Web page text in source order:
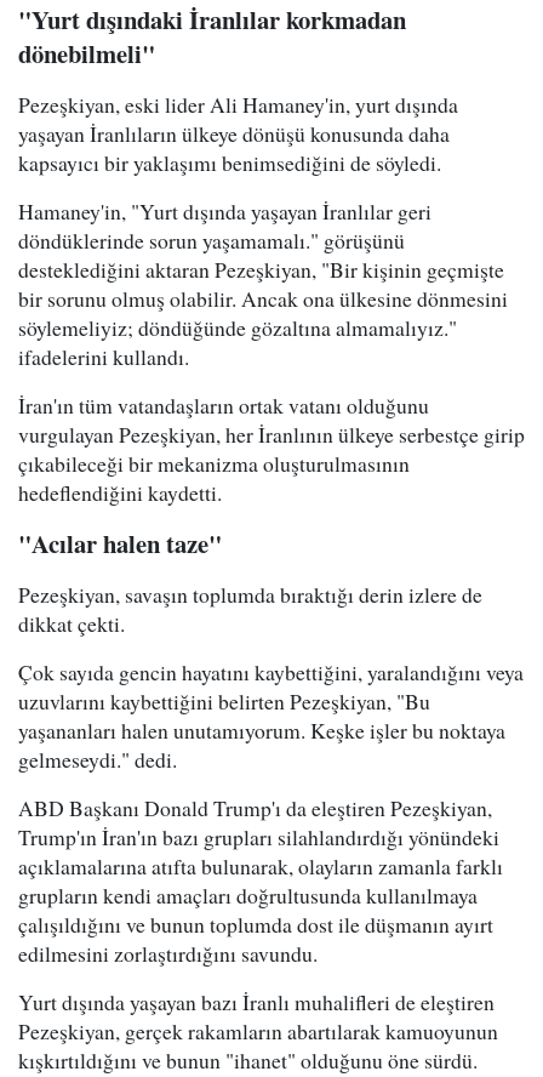
"Yurt dışındaki İranlılar korkmadan
dönebilmeli"
Pezeşkiyan, eski lider Ali Hamaney'in, yurt dışında
yaşayan İranlıların ülkeye dönüşü konusunda daha
kapsayıcı bir yaklaşımı benimsediğini de söyledi.
Hamaney'in, "Yurt dışında yaşayan İranlılar geri
döndüklerinde sorun yaşamamalı." görüşünü
desteklediğini aktaran Pezeşkiyan, "Bir kişinin geçmişte
bir sorunu olmuş olabilir. Ancak ona ülkesine dönmesini
söylemeliyiz; döndüğünde gözaltına almamalıyız."
ifadelerini kullandı.
İran'ın tüm vatandaşların ortak vatanı olduğunu
vurgulayan Pezeşkiyan, her İranlının ülkeye serbestçe girip
çıkabileceği bir mekanizma oluşturulmasının
hedeflendiğini kaydetti.
"Acılar halen taze"
Pezeşkiyan, savaşın toplumda bıraktığı derin izlere de
dikkat çekti.
Çok sayıda gencin hayatını kaybettiğini, yaralandığını veya
uzuvlarını kaybettiğini belirten Pezeşkiyan, "Bu
yaşananları halen unutamıyorum. Keşke işler bu noktaya
gelmeseydi." dedi.
ABD Başkanı Donald Trump'ı da eleştiren Pezeşkiyan,
Trump'ın İran'ın bazı grupları silahlandırdığı yönündeki
açıklamalarına atıfta bulunarak, olayların zamanla farklı
grupların kendi amaçları doğrultusunda kullanılmaya
çalışıldığını ve bunun toplumda dost ile düşmanın ayırt
edilmesini zorlaştırdığını savundu.
Yurt dışında yaşayan bazı İranlı muhalifleri de eleştiren
Pezeşkiyan, gerçek rakamların abartılarak kamuoyunun
kışkırtıldığını ve bunun "ihanet" olduğunu öne sürdü.